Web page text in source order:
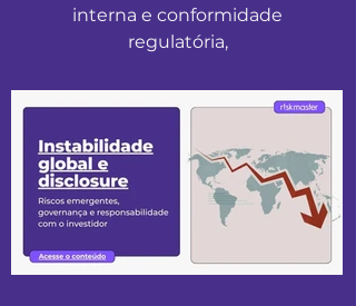
interna e conformidade
regulatória,